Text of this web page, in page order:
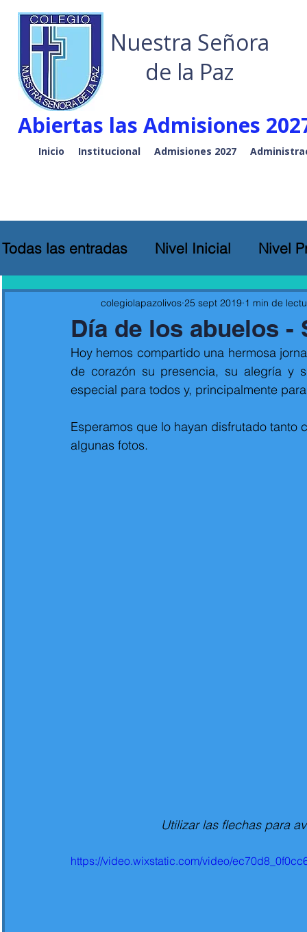
Inicio Institucional Admisiones 2027
Todas las entradas Nivel Inicial Nivel
Día de los abuelos -
colegiolapazolivos 25 sept 2019 1 min de
Hoy hemos compartido una hermosa
de corazón su presencia, su alegría y
especial para todos y, principalmente
Esperamos que lo hayan disfrutado
algunas fotos.
Utilizar las flechas para
https://video.wixstatic.com/video/
Nuestra Señora
de la Paz
Abiertas las Admisiones